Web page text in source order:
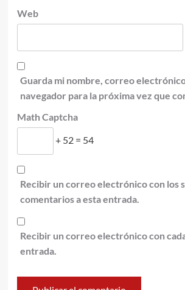
Web
Guarda mi nombre, correo
navegador para la próxima vez que
Math Captcha
+ 52 = 54
Recibir un correo electrónico con los
comentarios a esta entrada.
Recibir un correo electrónico con
entrada.